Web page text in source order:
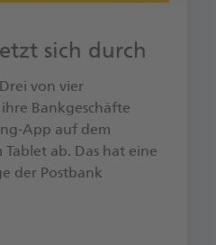
sich durch
von vier
Bankgeschäfte
App auf dem
ab. Das hat eine
der Postbank